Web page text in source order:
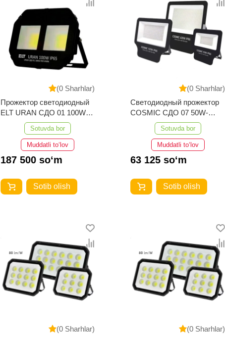
(0 Sharhlar)
Прожектор светодиодный
ELT URAN СДО 01 100W
IP65 6500K Черный
Sotuvda bor
Muddatli to‘lov
187 500 so‘m
Sotib olish
(0 Sharhlar)
Светодиодный прожектор
COSMIC СДО 07 50W-
IP66-6500K-Черный
Sotuvda bor
Muddatli to‘lov
63 125 so‘m
Sotib olish
(0 Sharhlar)
(0 Sharhlar)